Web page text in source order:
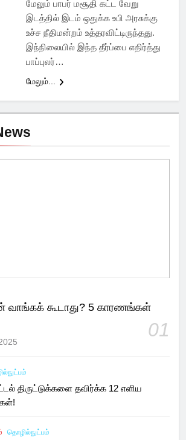
மேலும் பாபர் மசூதி கட்ட வேறு
இடத்தில் இடம் ஒதுக்க உபி அரசுக்கு
உச்ச நீதிமன்றம் உத்தரவிட்டிருந்தது.
இந்நிலையில் இந்த தீர்ப்பை எதிர்த்து
பாப்புலர்…
மேலும்...
வாங்கக் கூடாது? 5 காரணங்கள்
01
திருட்டுக்களை தவிர்க்க 12 எளிய
தொழில்நுட்பம்